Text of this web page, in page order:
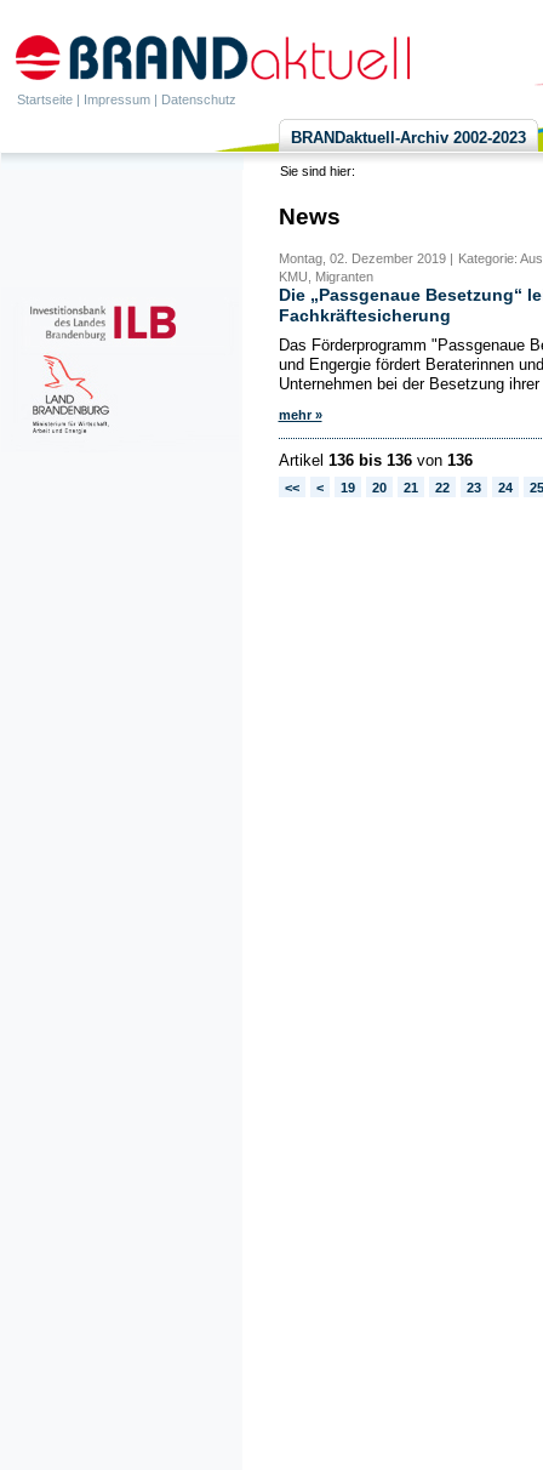
Startseite | Impressum | Datenschutz
BRANDaktuell-Archiv 2002-2023
Sie sind hier:
News
Montag, 02. Dezember 2019 |
Kategorie:
KMU, Migranten
Die „Passgenaue Besetzung“
Fachkräftesicherung
Das Förderprogramm "Passgenaue
und Engergie fördert Beraterinnen
Unternehmen bei der Besetzung
mehr »
Artikel 136 bis 136von 136
<< < 19 20 21 22 23 24 25